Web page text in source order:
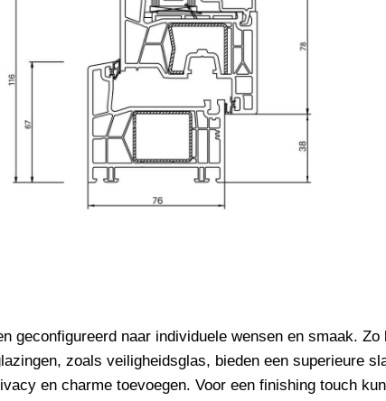
geconfigureerd naar individuele wensen en smaak.
zoals veiligheidsglas, bieden een superieure
en charme toevoegen. Voor een finishing touch